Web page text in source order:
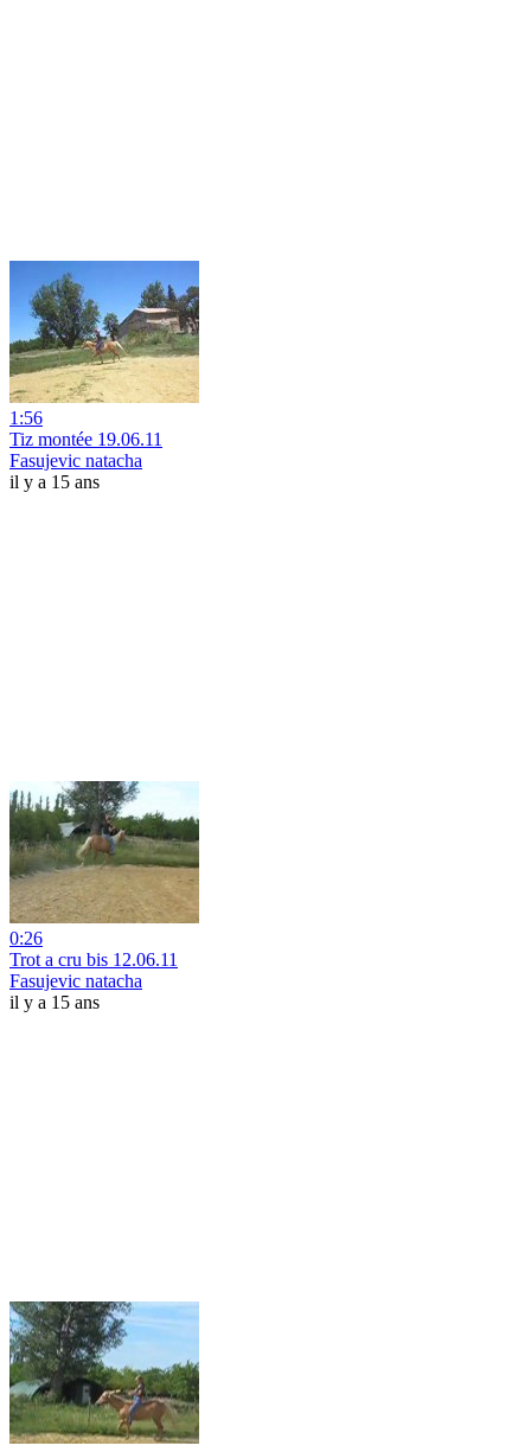
1:56
Tiz montée 19.06.11
Fasujevic natacha
il y a 15 ans
0:26
Trot a cru bis 12.06.11
Fasujevic natacha
il y a 15 ans